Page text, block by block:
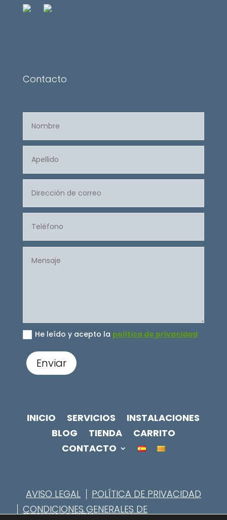
Contacto
He leído y acepto la política de privacidad
Enviar
INICIO SERVICIOS
INSTALACIONES
BLOG
TIENDA
CARRITO
CONTACTO
AVISO LEGAL
POLÍTICA DE PRIVACIDAD
CONDICIONES GENERALES DE
CONTRATACIÓN